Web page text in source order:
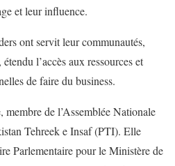
et leur influence.
ont servit leur communautés,
l’accès aux ressources et
de faire du business.
de l’Assemblée Nationale
Tehreek e Insaf (PTI). Elle
Parlementaire pour le Ministère de